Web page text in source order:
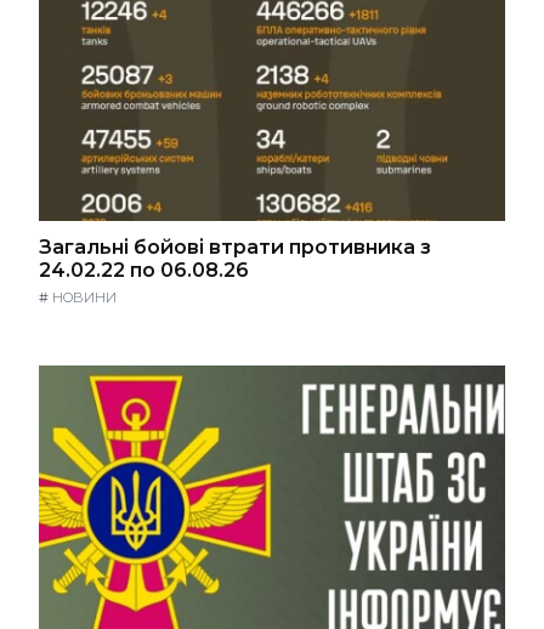
Загальні бойові втрати противника з
24.02.22 по 06.08.26
# НОВИНИ